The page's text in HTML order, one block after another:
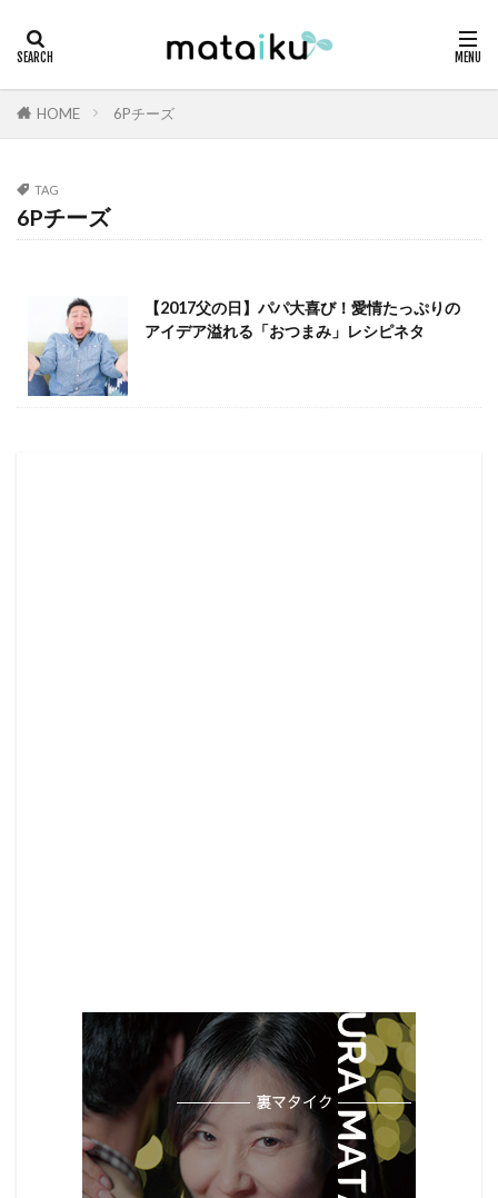
HOME 6Pチーズ
TAG
6Pチーズ
【2017父の日】パパ大喜び！愛情たっぷりの
アイデア溢れる「おつまみ」レシピネタ